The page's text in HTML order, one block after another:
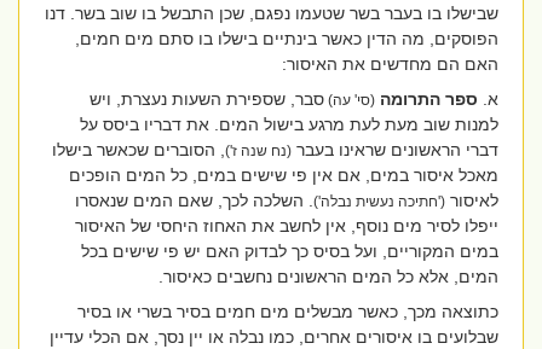
שבישלו בו בעבר בשר שטעמו נפגם, שכן התבשל בו שוב בשר. דנו
הפוסקים, מה הדין כאשר בינתיים בישלו בו סתם מים חמים,
האם הם מחדשים את האיסור:
א.ספר התרומה (סי' עה)סבר, שספירת השעות נעצרת, ויש
למנות שוב מעת לעת מרגע בישול המים. את דבריו ביסס על
דברי הראשונים שראינו בעבר(נח שנה ז'), הסוברים שכאשר בישלו
מאכל איסור במים, אם אין פי שישים במים, כל המים הופכים
לאיסור('חתיכה נעשית נבלה'). השלכה לכך, שאם המים שנאסרו
ייפלו לסיר מים נוסף, אין לחשב את האחוז היחסי של האיסור
במים המקוריים, ועל בסיס כך לבדוק האם יש פי שישים בכל
המים, אלא כל המים הראשונים נחשבים כאיסור.
כתוצאה מכך, כאשר מבשלים מים חמים בסיר בשרי או בסיר
שבלועים בו איסורים אחרים, כמו נבלה או יין נסך, אם הכלי עדיין